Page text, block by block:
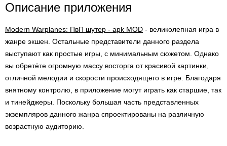
Описание приложения
Modern Warplanes: ПвП шутер - apk MOD - великолепная игра в
жанре экшен. Остальные представители данного раздела
выступают как простые игры, с минимальным сюжетом. Однако
вы обретёте огромную массу восторга от красивой картинки,
отличной мелодии и скорости происходящего в игре. Благодаря
внятному контролю, в приложение могут играть как старшие, так
и тинейджеры. Поскольку большая часть представленных
экземпляров данного жанра спроектированы на различную
возрастную аудиторию.